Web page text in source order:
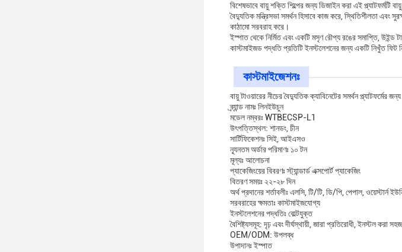
বিশেষভাবে বায়ু শক্তি শিল্পের জন্য ডিজাইন করা এই প্ল্যাটফর্মটি
বৈদ্যুতিক মন্ত্রিসভা সমর্থন হিসাবে কাজ করে, স্থিতিশীলতা এবং
কাঠামো সরবরাহ করে।
ইস্পাত থেকে নির্মিত এবং একটি মসৃণ রৌপ্য রঙের সমাপ্তি, উইন্ড
কাস্টমাইজড পদ্ধতি প্রতিটি ইনস্টলেশনের জন্য একটি নিখুঁত ফিট
কাস্টমাইজেশনঃ
বায়ু টাওয়ারের নীচের বৈদ্যুতিক ক্যাবিনেটের সমর্থন প্ল্যাটফর্মের
ব্র্যান্ড নামঃ লিনইউচুন
মডেল নম্বরঃ WTBECSP-L1
উৎপত্তিস্থল: শানডং, চীন
সার্টিফিকেশনঃ সিই, আইএসও
ন্যূনতম অর্ডার পরিমাণঃ ১০ টন
মূল্যঃ আলোচনা
প্যাকেজিংয়ের বিবরণঃ স্ট্যান্ডার্ড এক্সপোর্ট প্যাকেজিং
বিতরণ সময়ঃ ২২-২৮ দিন
অর্থ প্রদানের শর্তাবলীঃ এলসি, টি/টি, ডি/পি, পেপাল, ওয়েস্টার্ন
সরবরাহের ক্ষমতাঃ কাস্টমাইজযোগ্য
ইনস্টলেশনের পদ্ধতিঃ বোল্টযুক্ত
বৈশিষ্ট্যসমূহ: দৃঢ় এবং দীর্ঘস্থায়ী, জারা প্রতিরোধী, ইনস্টল করা সহজ
OEM/ODM: উপলব্ধ
উপাদানঃ ইস্পাত